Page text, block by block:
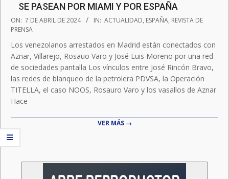
SE PASEAN POR MIAMI Y POR ESPAÑA
2024-
04-
07
ON: 7 DE ABRIL DE 2024 IN: ACTUALIDAD, ESPAÑA, REVISTA DE
PRENSA
Los venezolanos arrestados en Madrid están conectados con
Aznar, Villarejo, Rosauo Varo y José Luis Moreno por una red
de sociedades pantalla Los vínculos entre José Rincón Bravo,
las redes de blanqueo de la petrolera PDVSA, la Operación
TITELLA, el caso NOOS, Rosauro Varo y los vasallos de Aznar
Hace
VER MÁS →